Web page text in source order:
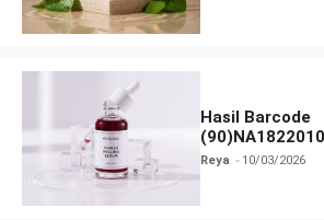
Hasil Barcode
dan Izin BPOM
Reya 10/03/2026